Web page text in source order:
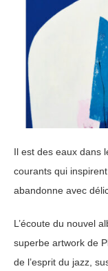
Il est des eaux dans
courants qui
abandonne avec
L’écoute du nouvel
superbe artwork de
de l’esprit du jazz,